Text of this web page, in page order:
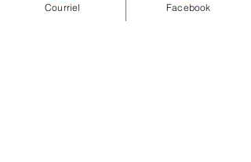
Courriel Facebook